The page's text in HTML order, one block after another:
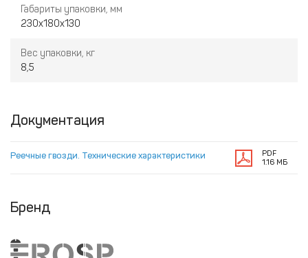
Габариты упаковки, мм
230х180х130
Вес упаковки, кг
8,5
Документация
Реечные гвозди. Технические характеристики
PDF
1.16 МБ
Бренд